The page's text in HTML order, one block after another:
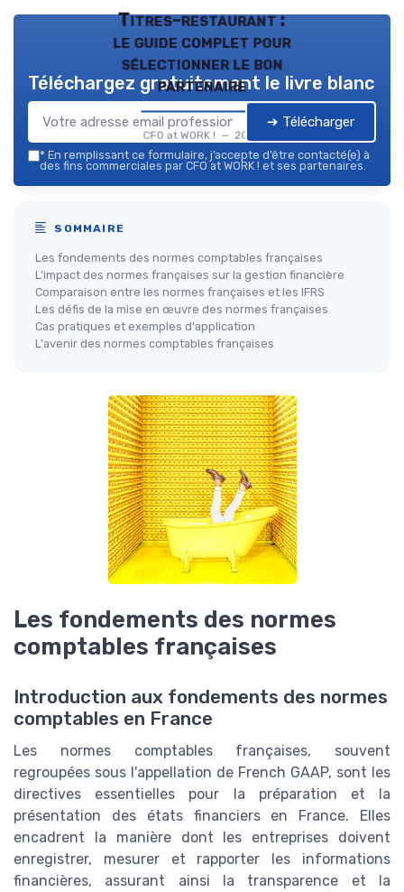
Titres-restaurant :
le guide complet pour
sélectionner le bon
partenaire
CFO at WORK ! — 2026
Téléchargez gratuitement le livre blanc
➔ Télécharger
* En remplissant ce formulaire, j’accepte d’être contacté(e) à
des fins commerciales par CFO at WORK ! et ses partenaires.
SOMMAIRE
Les fondements des normes comptables françaises
L'impact des normes françaises sur la gestion financière
Comparaison entre les normes françaises et les IFRS
Les défis de la mise en œuvre des normes françaises
Cas pratiques et exemples d'application
L'avenir des normes comptables françaises
Les fondements des normes
comptables françaises
Introduction aux fondements des normes
comptables en France
Les normes comptables françaises, souvent
regroupées sous l'appellation de French GAAP, sont les
directives essentielles pour la préparation et la
présentation des états financiers en France. Elles
encadrent la manière dont les entreprises doivent
enregistrer, mesurer et rapporter les informations
financières, assurant ainsi la transparence et la